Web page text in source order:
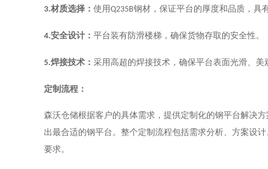
3.材质选择： 使用Q235B钢材，保证平台的厚度和品质，具
4.安全设计： 平台装有防滑楼梯，确保货物存取的安全性。
5.焊接技术： 采用高超的焊接技术，确保平台表面光滑、美
定制流程：
森沃仓储根据客户的具体需求，提供定制化的钢平台解决
出最合适的钢平台。整个定制流程包括需求分析、方案设
要求。